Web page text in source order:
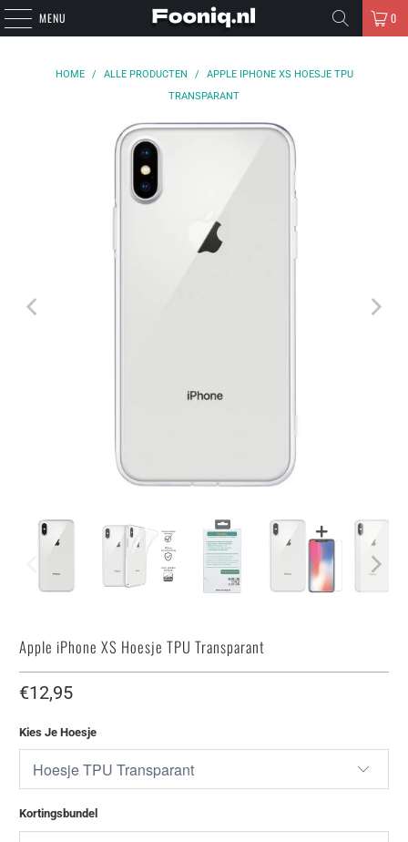
MENU 0
HOME / ALLE PRODUCTEN /
APPLE IPHONE XS HOESJE TPU
TRANSPARANT
Apple iPhone XS Hoesje TPU Transparant
€12,95
Kies Je Hoesje
Kortingsbundel